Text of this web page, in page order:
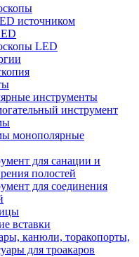
источником
LED
инструменты
инструмент
монополярные
для санации и
полостей
для соединения
вставки
канюли, торакопорты,
для троакаров